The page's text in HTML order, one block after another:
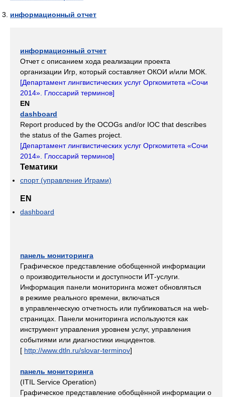
информационный отчет
информационный отчет
Отчет с описанием хода реализации проекта
организации Игр, который составляет ОКОИ и/или МОК.
[Департамент лингвистических услуг Оргкомитета «Сочи
2014». Глоссарий терминов]
EN
dashboard
Report produced by the OCOGs and/or IOC that describes
the status of the Games project.
[Департамент лингвистических услуг Оргкомитета «Сочи
2014». Глоссарий терминов]
Тематики
спорт (управление Играми)
EN
dashboard
панель мониторинга
Графическое представление обобщенной информации
о производительности и доступности ИТ-услуги.
Информация панели мониторинга может обновляться
в режиме реального времени, включаться
в управленческую отчетность или публиковаться на web-
страницах. Панели мониторинга используются как
инструмент управления уровнем услуг, управления
событиями или диагностики инцидентов.
[ http://www.dtln.ru/slovar-terminov]
панель мониторинга
(ITIL Service Operation)
Графическое представление обобщённой информации о